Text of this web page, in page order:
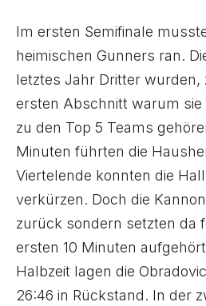
Im ersten Semifinale
heimischen Gunners ran.
letztes Jahr Dritter wurden,
ersten Abschnitt warum
zu den Top 5 Teams
Minuten führten die
Viertelende konnten die
verkürzen. Doch die
zurück sondern setzten da
ersten 10 Minuten
Halbzeit lagen die
26:46 in Rückstand. In der